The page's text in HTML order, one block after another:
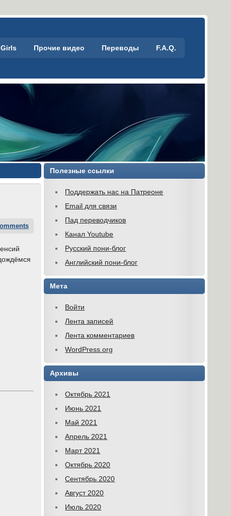
Прочие видео Переводы F.A.Q.
Полезные ссылки
Поддержать нас на Патреоне
Email для связи
Пад переводчиков
Канал Youtube
Русский пони-блог
Английский пони-блог
Мета
Войти
Лента записей
Лента комментариев
WordPress.org
Архивы
Октябрь 2021
Июнь 2021
Май 2021
Апрель 2021
Март 2021
Октябрь 2020
Сентябрь 2020
Август 2020
Июль 2020